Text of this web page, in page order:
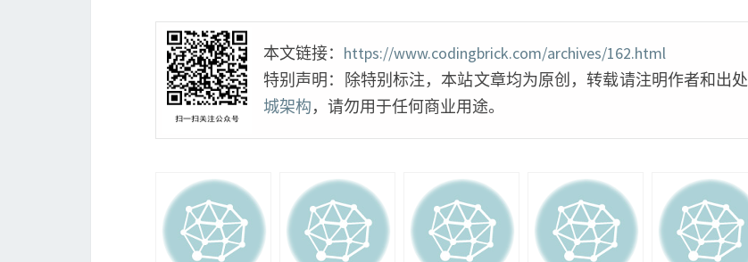
本文链接： https://www.codingbrick.com/archives/162.html
特别声明：除特别标注，本站文章均为原创，转载请注明作者和出处
城架构，请勿用于任何商业用途。